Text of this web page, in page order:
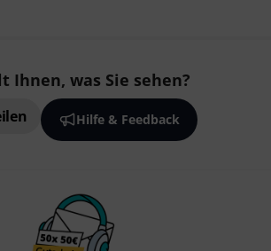
Ihnen, was Sie sehen?
Hilfe & Feedback